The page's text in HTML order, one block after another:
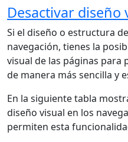
Desactivar diseño
Si el diseño o estructura
navegación, tienes la
visual de las páginas para
de manera más sencilla y
En la siguiente tabla
diseño visual en los
permiten esta